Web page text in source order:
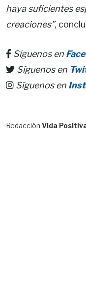
haya suficientes
creaciones”,
Síguenos en
Síguenos en
Síguenos en
Redacción Vida